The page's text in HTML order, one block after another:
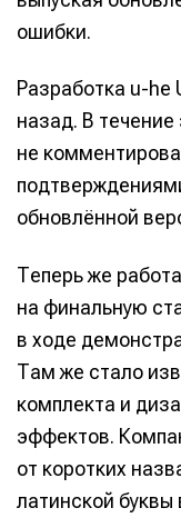
ошибки.
Разработка u-he
назад. В
не
обновлённой
Теперь же
на финальную
в ходе
Там же стало
комплекта и
эффектов.
от коротких
латинской буквы